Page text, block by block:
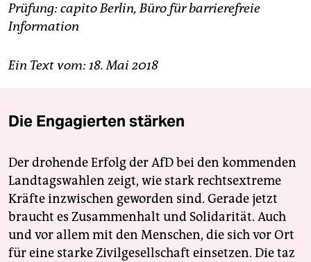
Prüfung: capito Berlin, Büro für barrierefreie
Information
Ein Text vom: 18. Mai 2018
Die Engagierten stärken
Der drohende Erfolg der AfD bei den kommenden
Landtagswahlen zeigt, wie stark rechtsextreme
Kräfte inzwischen geworden sind. Gerade jetzt
braucht es Zusammenhalt und Solidarität. Auch
und vor allem mit den Menschen, die sich vor Ort
für eine starke Zivilgesellschaft einsetzen. Die taz